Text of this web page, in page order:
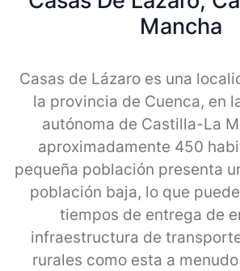
Mancha
Casas de Lázaro es una
la provincia de Cuenca, en
autónoma de Castilla-La
aproximadamente 450
pequeña población presenta
población baja, lo que
tiempos de entrega de
infraestructura de
rurales como esta a